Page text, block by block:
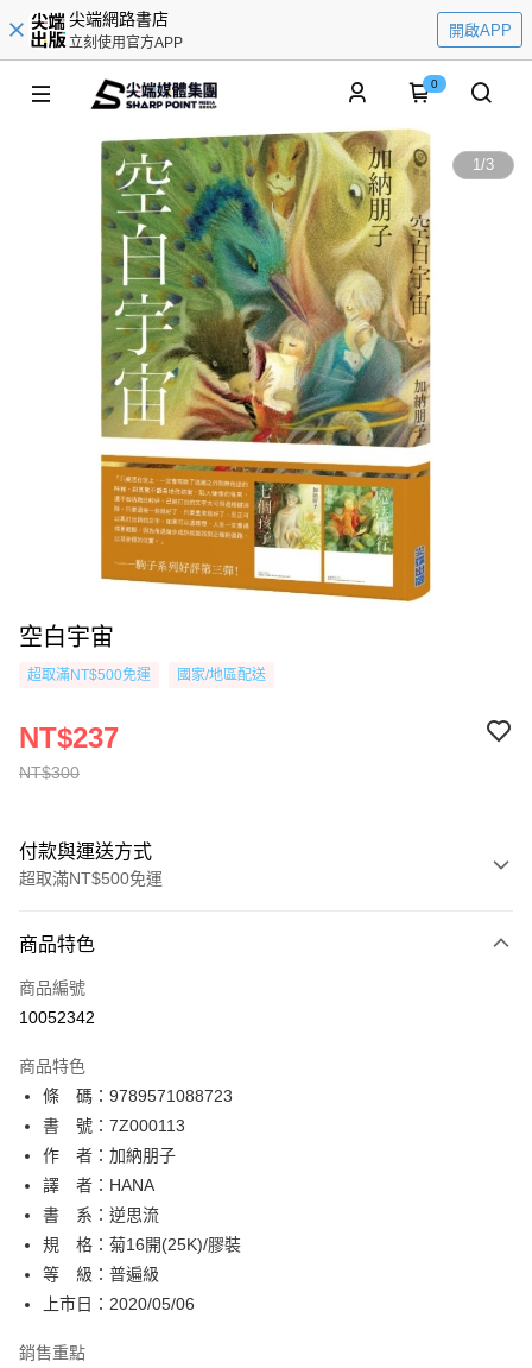
尖端網路書店
立刻使用官方APP
開啟APP
0
1/3
空白宇宙
超取滿NT$500免運 國家/地區配送
NT$300
NT$237
付款與運送方式
超取滿NT$500免運
信用卡一次付款
超商取貨付款
相關說明
【關於「AFTEE先享後付」】
AFTEE先享後付是「在收到商品之後才付款」的支付方式。 讓您購物簡單
便利好安心！
１．簡單：不需註冊會員、不需綁卡、不需儲值。
２．便利：只要手機號碼，簡訊認證，即可結帳。
３．安心：先確認商品／服務後，再付款。
【「AFTEE先享後付」結帳流程】
１．於結帳方式選擇「AFTEE先享後付」後，將跳轉至「AFTEE先享後付」
結帳頁面，進行簡訊認證並確認金額後，即可完成結帳。
２．訂單成立數日內，您將收到繳費通知簡訊。
ATM／網路銀行／等多元方式進行付款，方視為交易完成。
ATM付款
運送方式
全家取貨付款
每筆NT$80，滿NT$500(含以上)免運費
付款後全家取貨
商品特色
商品編號
10052342
商品特色
條 碼：9789571088723
書 號：7Z000113
作 者：加納朋子
譯 者：HANA
書 系：逆思流
規 格：菊16開(25K)/膠裝
等 級：普遍級
上市日：2020/05/06
銷售重點